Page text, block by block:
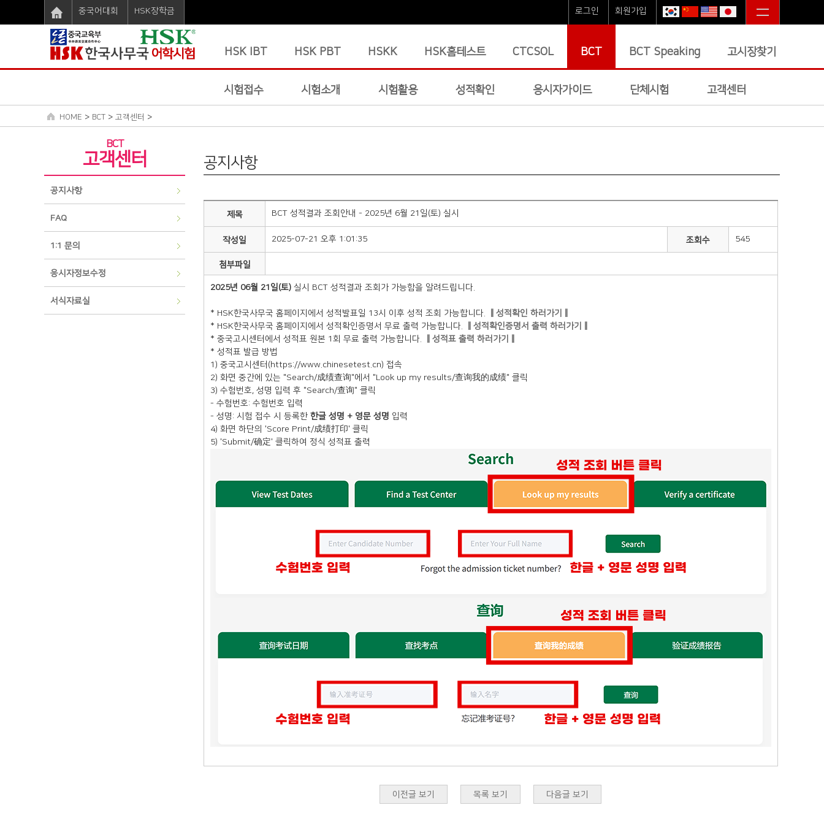
중국어대회 HSK장학금 로그인 회원가입
HSK IBT HSK PBT HSKK HSK홈테스트 CTCSOL BCT BCT Speaking 고시장찾기
시험접수 시험소개 시험활용 성적확인 응시자가이드 단체시험 고객센터
HOME > BCT > 고객센터 >
BCT
고객센터
공지사항
FAQ
1:1 문의
응시자정보수정
서식자료실
공지사항
제목 BCT 성적결과 조회안내 - 2025년 6월 21일(토) 실시
작성일 2025-07-21 오후 1:01:35 조회수 545
첨부파일
2025년 06월 21일(토) 실시 BCT 성적결과 조회가 가능함을 알려드립니다.
* HSK한국사무국 홈페이지에서 성적발표일 13시 이후 성적 조회 가능합니다.
‖성적확인 하러가기‖
* HSK한국사무국 홈페이지에서 성적확인증명서 무료 출력 가능합니다.
‖성적확인증명서 출력 하러가기‖
* 중국고시센터에서 성적표 원본 1회 무료 출력 가능합니다.
‖성적표 출력 하러가기‖
* 성적표 발급 방법
1) 중국고시센터(https://www.chinesetest.cn) 접속
2) 화면 중간에 있는 "Search/成绩查询"에서 "Look up my results/查询我的成绩" 클릭
3) 수험번호, 성명 입력 후 "Search/查询" 클릭
- 수험번호: 수험번호 입력
- 성명: 시험 접수 시 등록한 한글 성명 + 영문 성명 입력
4) 화면 하단의 'Score Print/成绩打印' 클릭
5) 'Submit/确定' 클릭하여 정식 성적표 출력
이전글 보기 목록 보기 다음글 보기